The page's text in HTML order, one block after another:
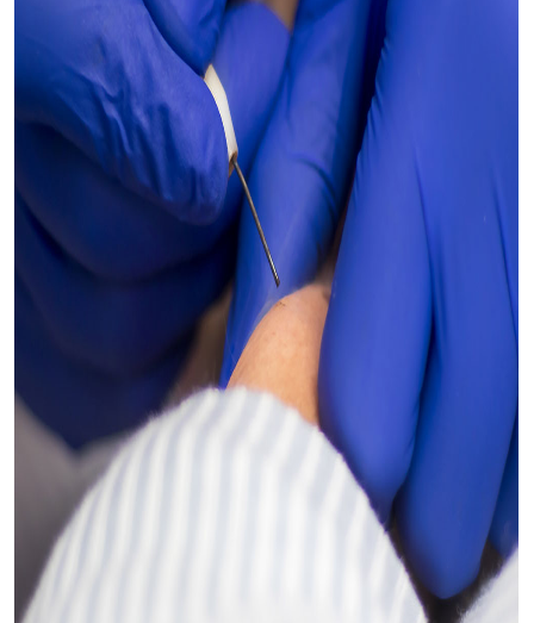
Радіохвильова хірургія - метод,
заснований на випаровуванні води, що
міститься в клітинах. При цьому
досягається мало- травматичне,
безкровне розщеплення тканин.
До безперечних переваг методу слід
віднести наявність візуального та
тактильного контролю, що на відміну
від лазера дозволяє легко контролювати
глибину і площу впливу, тим самим дає
можливість виконувати розрізи будь-
якої конфігурації та заданої глибини.